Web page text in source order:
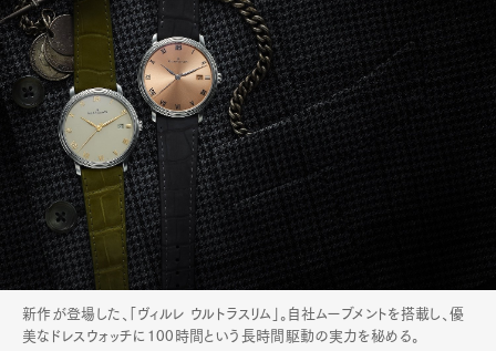
新作が登場した、「ヴィルレ ウルトラスリム」。自社ムーブメントを搭載し、優
美なドレスウォッチに100時間という長時間駆動の実力を秘める。